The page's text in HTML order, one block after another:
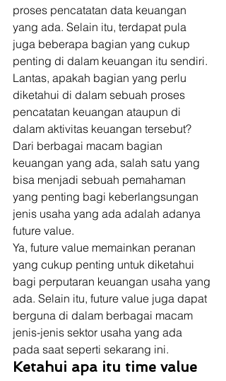
proses pencatatan data keuangan
yang ada. Selain itu, terdapat pula
juga beberapa bagian yang cukup
penting di dalam keuangan itu sendiri.
Lantas, apakah bagian yang perlu
diketahui di dalam sebuah proses
pencatatan keuangan ataupun di
dalam aktivitas keuangan tersebut?
Dari berbagai macam bagian
keuangan yang ada, salah satu yang
bisa menjadi sebuah pemahaman
yang penting bagi keberlangsungan
jenis usaha yang ada adalah adanya
future value.
Ya, future value memainkan peranan
yang cukup penting untuk diketahui
bagi perputaran keuangan usaha yang
ada. Selain itu, future value juga dapat
berguna di dalam berbagai macam
jenis-jenis sektor usaha yang ada
pada saat seperti sekarang ini.
Ketahui apa itu time value